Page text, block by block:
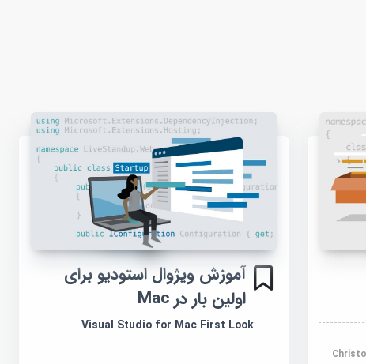
آموزش ویژوال استودیو برای
اولین بار در Mac
Visual Studio for Mac First Look